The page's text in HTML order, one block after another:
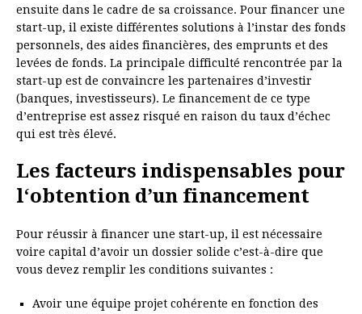
ensuite dans le cadre de sa croissance. Pour financer une
start-up, il existe différentes solutions à l’instar des fonds
personnels, des aides financières, des emprunts et des
levées de fonds. La principale difficulté rencontrée par la
start-up est de convaincre les partenaires d’investir
(banques, investisseurs). Le financement de ce type
d’entreprise est assez risqué en raison du taux d’échec
qui est très élevé.
Les facteurs indispensables pour
l‘obtention d’un financement
Pour réussir à financer une start-up, il est nécessaire
voire capital d’avoir un dossier solide c’est-à-dire que
vous devez remplir les conditions suivantes :
Avoir une équipe projet cohérente en fonction des